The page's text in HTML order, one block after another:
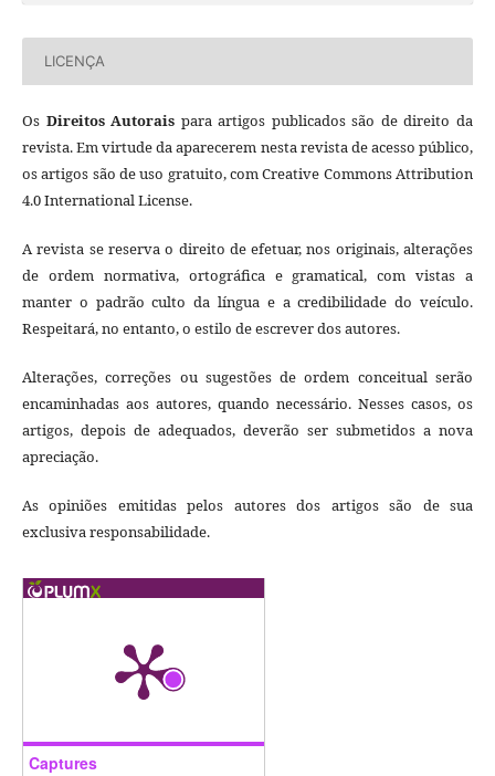
LICENÇA
Os Direitos Autorais para artigos publicados são de direito da
revista. Em virtude da aparecerem nesta revista de acesso público,
os artigos são de uso gratuito, com Creative Commons Attribution
4.0 International License.
A revista se reserva o direito de efetuar, nos originais, alterações
de ordem normativa, ortográfica e gramatical, com vistas a
manter o padrão culto da língua e a credibilidade do veículo.
Respeitará, no entanto, o estilo de escrever dos autores.
Alterações, correções ou sugestões de ordem conceitual serão
encaminhadas aos autores, quando necessário. Nesses casos, os
artigos, depois de adequados, deverão ser submetidos a nova
apreciação.
As opiniões emitidas pelos autores dos artigos são de sua
exclusiva responsabilidade.
Captures